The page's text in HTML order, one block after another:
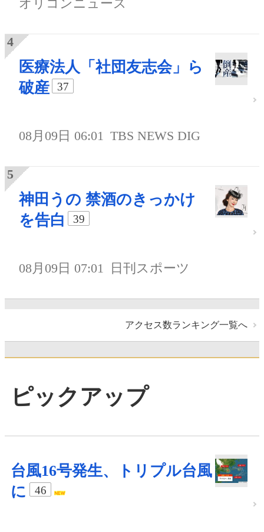
オリコンニュース
医療法人「社団友志会」ら
破産
37
08月09日 06:01 TBS NEWS DIG
神田うの 禁酒のきっかけ
を告白
39
08月09日 07:01 日刊スポーツ
アクセス数ランキング一覧へ
ピックアップ
台風16号発生、トリプル台風
に
46